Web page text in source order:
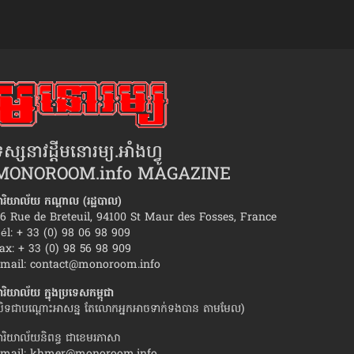
រេះឆា​ស្នេហា​ដំបូង ធ្វើ​ឱ្យ​«ឈឺចាប់»​
សនាវដ្ដីមនោរម្យ.អាំងហ្វូ
MAGAZINE
រិយាល័យ កណ្ដាល (រដ្ឋបាល)
Rue de Breteuil, 94100 St Maur des Fosses, France
+ 33 (0) 98 06 98 909
+ 33 (0) 98 56 98 909
contact@monoroom.info
រិយាល័យ ក្នុង​ប្រទេស​កម្ពុជា
ជាបណ្ដោះអាសន្ន តែលោកអ្នកអាចទាក់ទងបាន តាមមែល)
រិយាល័យនិពន្ធ ជាខេមរភាសា